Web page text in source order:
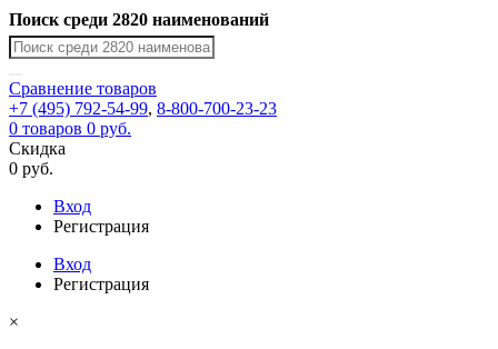
Поиск среди 2820 наименований
Сравнение товаров
+7 (495) 792-54-99, 8-800-700-23-23
0 товаров 0 руб.
Скидка
0 руб.
Вход
Регистрация
Вход
Регистрация
×